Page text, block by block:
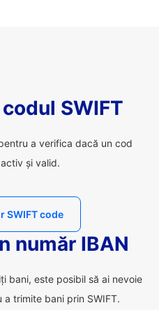
SWIFT
a verifica dacă un cod
și valid.
SWIFT code
număr IBAN
bani, este posibil să ai nevoie
trimite bani prin SWIFT.